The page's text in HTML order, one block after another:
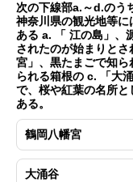
次の下線部a.～d.のう
神奈川県の観光地等
ある a. 「 江の島」、
されたのが始まりと
宮」、黒たまごで知
られる箱根の c. 「大
で、桜や紅葉の名所
ある。
鶴岡八幡宮
大涌谷